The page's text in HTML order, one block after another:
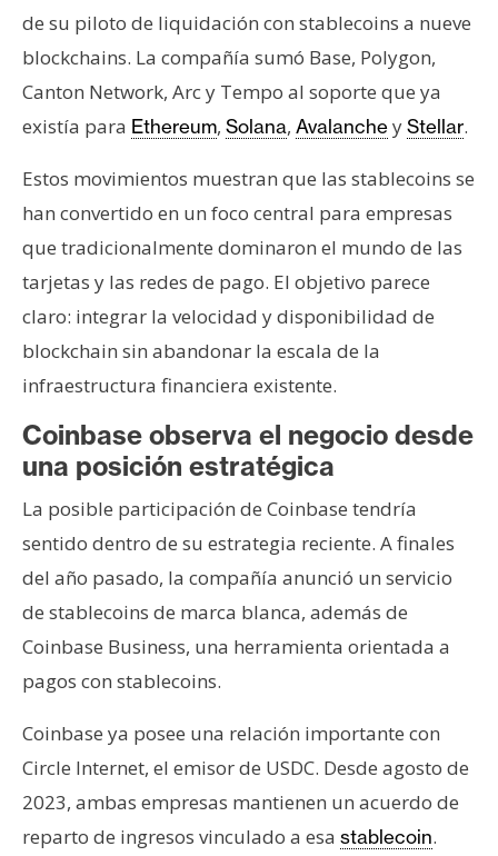
de su piloto de liquidación con stablecoins a nueve
blockchains. La compañía sumó Base, Polygon,
Canton Network, Arc y Tempo al soporte que ya
existía para Ethereum, Solana, AvalancheyStellar.
Estos movimientos muestran que las stablecoins se
han convertido en un foco central para empresas
que tradicionalmente dominaron el mundo de las
tarjetas y las redes de pago. El objetivo parece
claro: integrar la velocidad y disponibilidad de
blockchain sin abandonar la escala de la
infraestructura financiera existente.
Coinbase observa el negocio desde
una posición estratégica
La posible participación de Coinbase tendría
sentido dentro de su estrategia reciente. A finales
del año pasado, la compañía anunció un servicio
de stablecoins de marca blanca, además de
Coinbase Business, una herramienta orientada a
pagos con stablecoins.
Coinbase ya posee una relación importante con
Circle Internet, el emisor de USDC. Desde agosto de
2023, ambas empresas mantienen un acuerdo de
reparto de ingresos vinculado a esa stablecoin.